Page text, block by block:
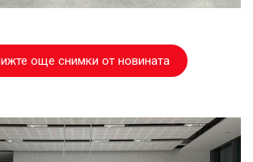
още снимки от новината